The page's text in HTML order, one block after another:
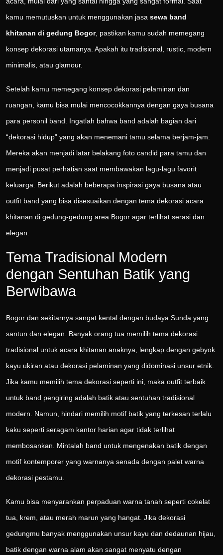
kamu memutuskan untuk menggunakan jasa sewa band
khitanan di gedung Bogor, pastikan kamu sudah memegang
konsep dekorasi utamanya. Apakah itu tradisional, rustic, modern
minimalis, atau glamour.
Setelah kamu memegang konsep dekorasi pelaminan dan
ruangan, kamu bisa mulai mencocokkannya dengan gaya busana
para personil band. Ingatlah bahwa band adalah bagian dari
“dekorasi hidup” yang akan menemani tamu selama berjam-jam.
Mereka akan menjadi latar belakang foto candid para tamu dan
menjadi pusat perhatian saat membawakan lagu-lagu favorit
keluarga. Berikut adalah beberapa inspirasi gaya busana atau
outfit band yang bisa disesuaikan dengan tema dekorasi acara
khitanan di gedung-gedung area Bogor agar terlihat serasi dan
elegan.
Tema Tradisional Modern
dengan Sentuhan Batik yang
Berwibawa
Bogor dan sekitarnya sangat kental dengan budaya Sunda yang
santun dan elegan. Banyak orang tua memilih tema dekorasi
tradisional untuk acara khitanan anaknya, lengkap dengan gebyok
kayu ukiran atau dekorasi pelaminan yang didominasi unsur etnik.
Jika kamu memilih tema dekorasi seperti ini, maka outfit terbaik
untuk band pengiring adalah batik atau sentuhan tradisional
modern. Namun, hindari memilih motif batik yang terkesan terlalu
kaku seperti seragam kantor harian agar tidak terlihat
membosankan. Mintalah band untuk mengenakan batik dengan
motif kontemporer yang warnanya senada dengan palet warna
dekorasi pestamu.
Kamu bisa menyarankan perpaduan warna tanah seperti cokelat
tua, krem, atau merah marun yang hangat. Jika dekorasi
gedungmu banyak menggunakan unsur kayu dan dedaunan hijau,
batik dengan warna alam akan sangat menyatu dengan